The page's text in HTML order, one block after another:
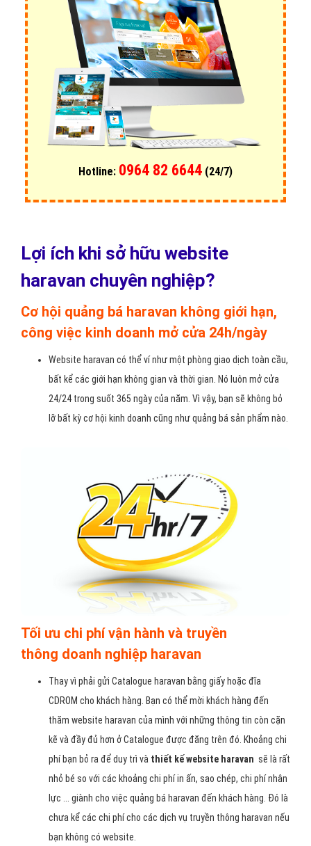
Hotline: 0964 82 6644 (24/7)
Lợi ích khi sở hữu website
haravan chuyên nghiệp?
Cơ hội quảng bá haravan không giới hạn,
công việc kinh doanh mở cửa 24h/ngày
Website haravan có thể ví như một phòng giao dịch toàn cầu,
bất kể các giới hạn không gian và thời gian. Nó luôn mở cửa
24/24 trong suốt 365 ngày của năm. Vì vậy, bạn sẽ không bỏ
lỡ bất kỳ cơ hội kinh doanh cũng như quảng bá sản phẩm nào.
Tối ưu chi phí vận hành và truyền
thông doanh nghiệp haravan
Thay vì phải gửi Catalogue haravan bằng giấy hoặc đĩa
CDROM cho khách hàng. Bạn có thể mời khách hàng đến
thăm website haravan của mình với những thông tin còn cặn
kẽ và đầy đủ hơn ở Catalogue được đăng trên đó. Khoảng chi
phí bạn bỏ ra để duy trì và thiết kế website haravan sẽ là rất
nhỏ bé so với các khoảng chi phí in ấn, sao chép, chi phí nhân
lực ... giành cho việc quảng bá haravan đến khách hàng. Đó là
chưa kể các chi phí cho các dịch vụ truyền thông haravan nếu
bạn không có website.